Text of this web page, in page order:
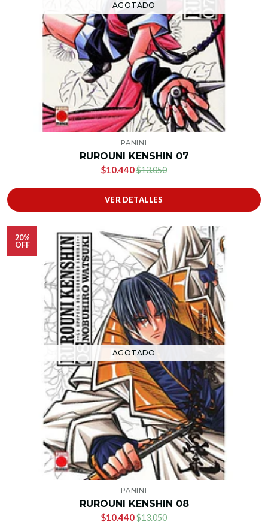
AGOTADO
PANINI
RUROUNI KENSHIN 07
$10.440$13.050
VER DETALLES
20%
OFF
AGOTADO
PANINI
RUROUNI KENSHIN 08
$10.440$13.050